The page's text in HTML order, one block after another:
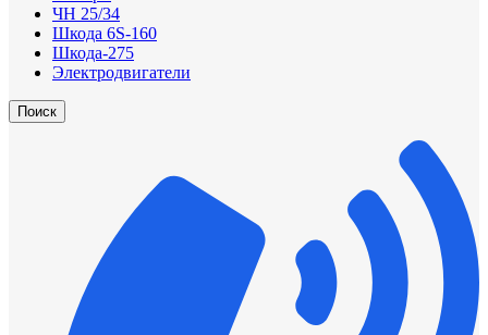
ЧН 25/34
Шкода 6S-160
Шкода-275
Электродвигатели
Поиск